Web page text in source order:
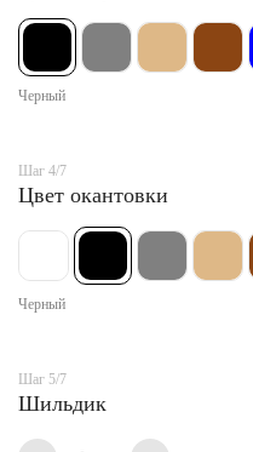
Черный
Шаг 4/7
Цвет окантовки
Черный
Шаг 5/7
Шильдик